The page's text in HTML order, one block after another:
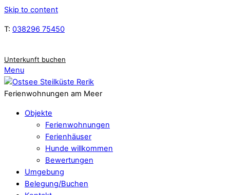
Skip to content
T: 038296 75450
Unterkunft buchen
Menu
Ferienwohnungen am Meer
Objekte
Ferienwohnungen
Ferienhäuser
Hunde willkommen
Bewertungen
Umgebung
Belegung/Buchen